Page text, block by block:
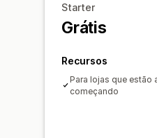
Starter
Grátis
Recursos
Para lojas que estão
começando